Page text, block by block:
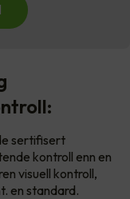
sertifisert
kontroll enn en
visuell kontroll,
en standard.